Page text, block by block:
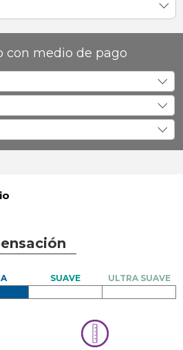
con medio de pago